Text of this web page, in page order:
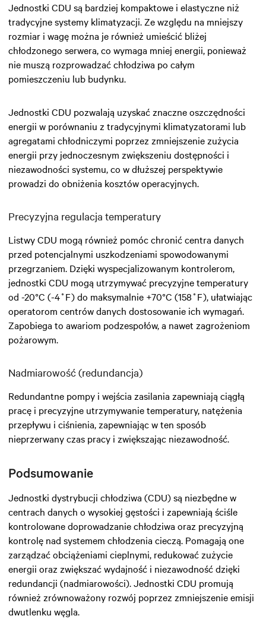
Jednostki CDU są bardziej kompaktowe i elastyczne niż
tradycyjne systemy klimatyzacji. Ze względu na mniejszy
rozmiar i wagę można je również umieścić bliżej
chłodzonego serwera, co wymaga mniej energii, ponieważ
nie muszą rozprowadzać chłodziwa po całym
pomieszczeniu lub budynku.
Jednostki CDU pozwalają uzyskać znaczne oszczędności
energii w porównaniu z tradycyjnymi klimatyzatorami lub
agregatami chłodniczymi poprzez zmniejszenie zużycia
energii przy jednoczesnym zwiększeniu dostępności i
niezawodności systemu, co w dłuższej perspektywie
prowadzi do obniżenia kosztów operacyjnych.
Precyzyjna regulacja temperatury
Listwy CDU mogą również pomóc chronić centra danych
przed potencjalnymi uszkodzeniami spowodowanymi
przegrzaniem. Dzięki wyspecjalizowanym kontrolerom,
jednostki CDU mogą utrzymywać precyzyjne temperatury
od -20°C (-4˚F) do maksymalnie +70°C (158˚F), ułatwiając
operatorom centrów danych dostosowanie ich wymagań.
Zapobiega to awariom podzespołów, a nawet zagrożeniom
pożarowym.
Nadmiarowość (redundancja)
Redundantne pompy i wejścia zasilania zapewniają ciągłą
pracę i precyzyjne utrzymywanie temperatury, natężenia
przepływu i ciśnienia, zapewniając w ten sposób
nieprzerwany czas pracy i zwiększając niezawodność.
Podsumowanie
Jednostki dystrybucji chłodziwa (CDU) są niezbędne w
centrach danych o wysokiej gęstości i zapewniają ściśle
kontrolowane doprowadzanie chłodziwa oraz precyzyjną
kontrolę nad systemem chłodzenia cieczą. Pomagają one
zarządzać obciążeniami cieplnymi, redukować zużycie
energii oraz zwiększać wydajność i niezawodność dzięki
redundancji (nadmiarowości). Jednostki CDU promują
również zrównoważony rozwój poprzez zmniejszenie emisji
dwutlenku węgla.